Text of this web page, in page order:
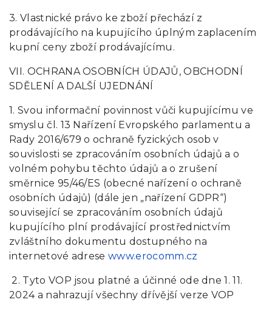
3. Vlastnické právo ke zboží přechází z
prodávajícího na kupujícího úplným zaplacením
kupní ceny zboží prodávajícímu.
VII. OCHRANA OSOBNÍCH ÚDAJŮ, OBCHODNÍ
SDĚLENÍ A DALŠÍ UJEDNÁNÍ
1. Svou informační povinnost vůči kupujícímu ve
smyslu čl. 13 Nařízení Evropského parlamentu a
Rady 2016/679 o ochraně fyzických osob v
souvislosti se zpracováním osobních údajů a o
volném pohybu těchto údajů a o zrušení
směrnice 95/46/ES (obecné nařízení o ochraně
osobních údajů) (dále jen „nařízení GDPR“)
související se zpracováním osobních údajů
kupujícího plní prodávající prostřednictvím
zvláštního dokumentu dostupného na
internetové adresewww.erocomm.cz
2. Tyto VOP jsou platné a účinné ode dne 1. 11.
2024 a nahrazují všechny dřívější verze VOP